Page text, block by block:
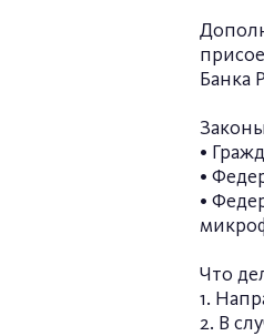
Банка
•
•
•
Что
1.
2. В